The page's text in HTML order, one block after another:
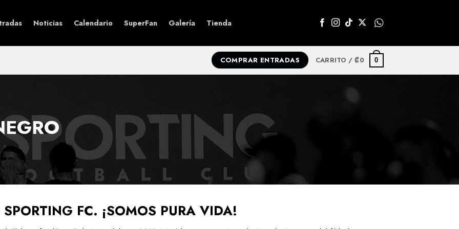
Noticias Calendario SuperFan Galería Tienda
COMPRAR ENTRADAS CARRITO /₡0 0
FC. ¡SOMOS PURA VIDA!